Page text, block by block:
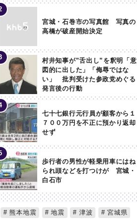
宮城・石巻市の写真館 写真の
高橋が破産開始決定
村井知事が”舌出し”を釈明「意
図的に出した」「侮辱ではな
い」 批判受けた参政党めぐる
発言後の行動
七十七銀行元行員が顧客から１
７００万円を不正に預かり返却
せず
歩行者の男性が軽乗用車にはね
られ頭などを打つけが 宮城・
白石市
熊本地震 地震 津波
宮城県